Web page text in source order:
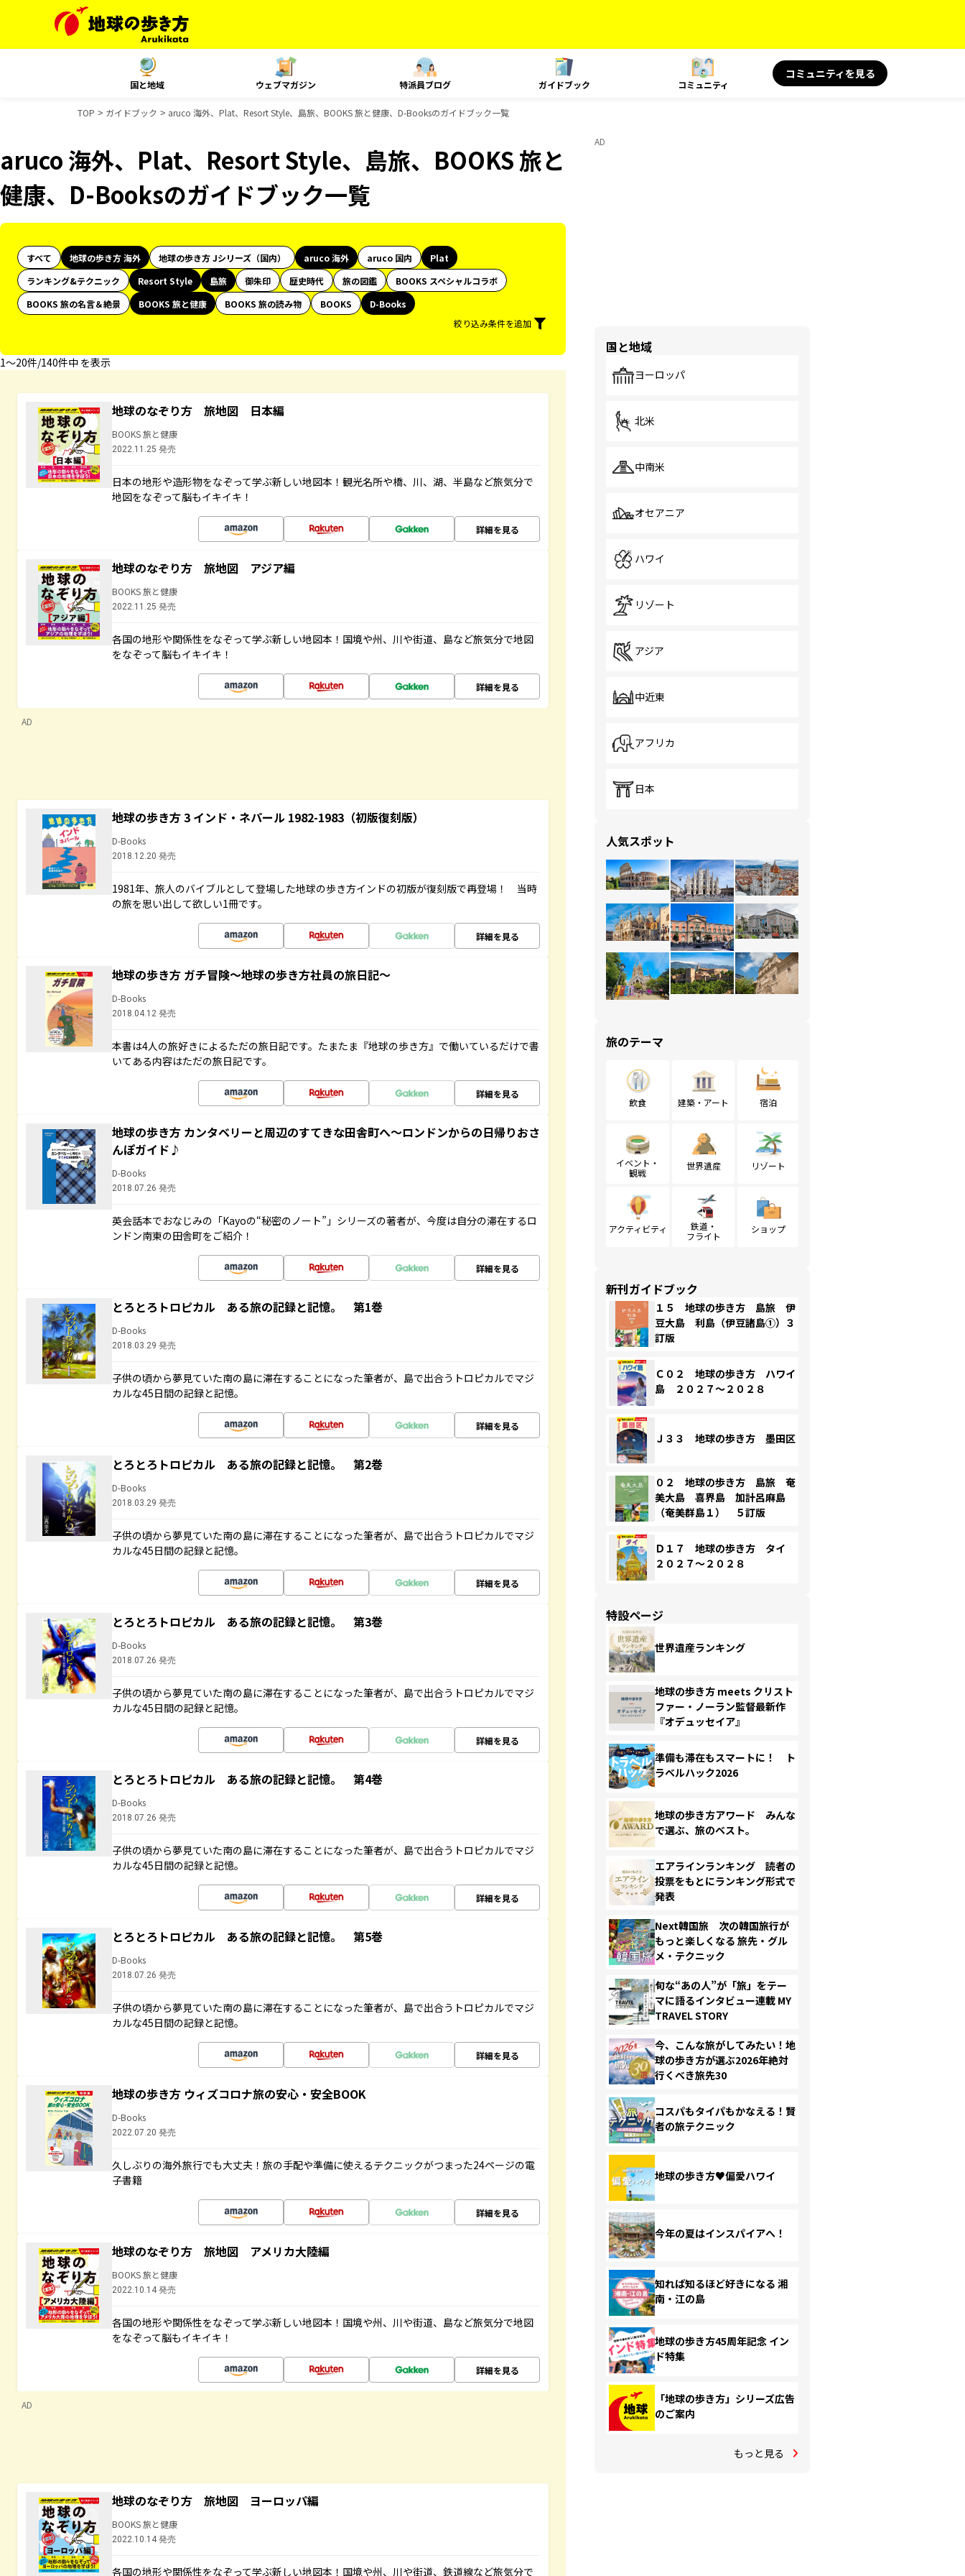
国と地域 ウェブマガジン 特派員ブログ ガイドブック コミュニティ
コミュニティを見る
TOP ガイドブック aruco 海外、Plat、Resort Style、島旅、BOOKS 旅と健康、D-Booksのガイドブック一覧
aruco 海外、Plat、Resort Style、島旅、BOOKS 旅と
健康、D-Booksのガイドブック一覧
すべて 地球の歩き方 海外 地球の歩き方 Jシリーズ（国内） aruco 海外 aruco 国内
Plat
ランキング&テクニック
Resort Style 島旅 御朱印 歴史時代 旅の図鑑
BOOKS スペシャルコラボ
BOOKS 旅の名言＆絶景
BOOKS 旅と健康 BOOKS 旅の読み物 BOOKS
D-Books
絞り込み条件を追加
1〜20件/140件中 を表示
地球のなぞり方 旅地図 日本編
BOOKS 旅と健康
2022.11.25 発売
日本の地形や造形物をなぞって学ぶ新しい地図本！観光名所や橋、川、湖、半島など旅気分で
地図をなぞって脳もイキイキ！
詳細を見る
地球のなぞり方 旅地図 アジア編
BOOKS 旅と健康
2022.11.25 発売
各国の地形や関係性をなぞって学ぶ新しい地図本！国境や州、川や街道、島など旅気分で地図
をなぞって脳もイキイキ！
詳細を見る
AD
地球の歩き方 3 インド・ネパール 1982-1983（初版復刻版）
D-Books
2018.12.20 発売
1981年、旅人のバイブルとして登場した地球の歩き方インドの初版が復刻版で再登場！ 当時
の旅を思い出して欲しい1冊です。
詳細を見る
地球の歩き方 ガチ冒険～地球の歩き方社員の旅日記～
D-Books
2018.04.12 発売
本書は4人の旅好きによるただの旅日記です。たまたま『地球の歩き方』で働いているだけで書
いてある内容はただの旅日記です。
詳細を見る
地球の歩き方 カンタベリーと周辺のすてきな田舎町へ～ロンドンからの日帰りおさ
んぽガイド♪
D-Books
2018.07.26 発売
英会話本でおなじみの「Kayoの“秘密のノート”」シリーズの著者が、今度は自分の滞在するロ
ンドン南東の田舎町をご紹介！
詳細を見る
とろとろトロピカル ある旅の記録と記憶。 第1巻
D-Books
2018.03.29 発売
子供の頃から夢見ていた南の島に滞在することになった筆者が、島で出合うトロピカルでマジ
カルな45日間の記録と記憶。
詳細を見る
とろとろトロピカル ある旅の記録と記憶。 第2巻
D-Books
2018.03.29 発売
子供の頃から夢見ていた南の島に滞在することになった筆者が、島で出合うトロピカルでマジ
カルな45日間の記録と記憶。
詳細を見る
とろとろトロピカル ある旅の記録と記憶。 第3巻
D-Books
2018.07.26 発売
子供の頃から夢見ていた南の島に滞在することになった筆者が、島で出合うトロピカルでマジ
カルな45日間の記録と記憶。
詳細を見る
とろとろトロピカル ある旅の記録と記憶。 第4巻
D-Books
2018.07.26 発売
子供の頃から夢見ていた南の島に滞在することになった筆者が、島で出合うトロピカルでマジ
カルな45日間の記録と記憶。
詳細を見る
とろとろトロピカル ある旅の記録と記憶。 第5巻
D-Books
2018.07.26 発売
子供の頃から夢見ていた南の島に滞在することになった筆者が、島で出合うトロピカルでマジ
カルな45日間の記録と記憶。
詳細を見る
地球の歩き方 ウィズコロナ旅の安心・安全BOOK
D-Books
2022.07.20 発売
久しぶりの海外旅行でも大丈夫！旅の手配や準備に使えるテクニックがつまった24ページの電
子書籍
詳細を見る
地球のなぞり方 旅地図 アメリカ大陸編
BOOKS 旅と健康
2022.10.14 発売
各国の地形や関係性をなぞって学ぶ新しい地図本！国境や州、川や街道、島など旅気分で地図
をなぞって脳もイキイキ！
詳細を見る
AD
地球のなぞり方 旅地図 ヨーロッパ編
BOOKS 旅と健康
2022.10.14 発売
各国の地形や関係性をなぞって学ぶ新しい地図本！国境や州、川や街道、鉄道線など旅気分で
AD
国と地域
ヨーロッパ
北米
中南米
オセアニア
ハワイ
リゾート
アジア
中近東
アフリカ
日本
人気スポット
旅のテーマ
飲食 建築・アート 宿泊
イベント・
観戦
世界遺産 リゾート
アクティビティ
鉄道・
フライト
ショップ
新刊ガイドブック
１５ 地球の歩き方 島旅 伊
豆大島 利島（伊豆諸島①）３
訂版
Ｃ０２ 地球の歩き方 ハワイ
島 ２０２７～２０２８
Ｊ３３ 地球の歩き方 墨田区
０２ 地球の歩き方 島旅 奄
美大島 喜界島 加計呂麻島
（奄美群島１） ５訂版
Ｄ１７ 地球の歩き方 タイ
２０２７～２０２８
特設ページ
世界遺産ランキング
地球の歩き方 meets クリスト
ファー・ノーラン監督最新作
『オデュッセイア』
準備も滞在もスマートに！ ト
ラベルハック2026
地球の歩き方アワード みんな
で選ぶ、旅のベスト。
エアラインランキング 読者の
投票をもとにランキング形式で
発表
Next韓国旅 次の韓国旅行が
もっと楽しくなる 旅先・グル
メ・テクニック
旬な“あの人”が「旅」をテー
マに語るインタビュー連載 MY
TRAVEL STORY
今、こんな旅がしてみたい！地
球の歩き方が選ぶ2026年絶対
行くべき旅先30
コスパもタイパもかなえる！賢
者の旅テクニック
地球の歩き方♥偏愛ハワイ
今年の夏はインスパイアへ！
知れば知るほど好きになる 湘
南・江の島
地球の歩き方45周年記念 イン
ド特集
「地球の歩き方」シリーズ広告
のご案内
もっと見る